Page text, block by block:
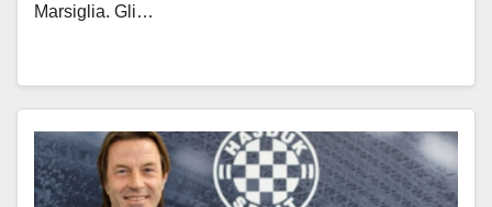
Marsiglia. Gli…